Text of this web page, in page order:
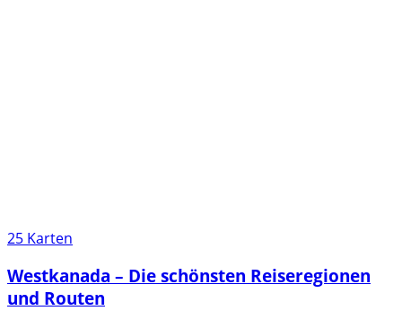
25 Karten
Westkanada – Die schönsten Reiseregionen
und Routen